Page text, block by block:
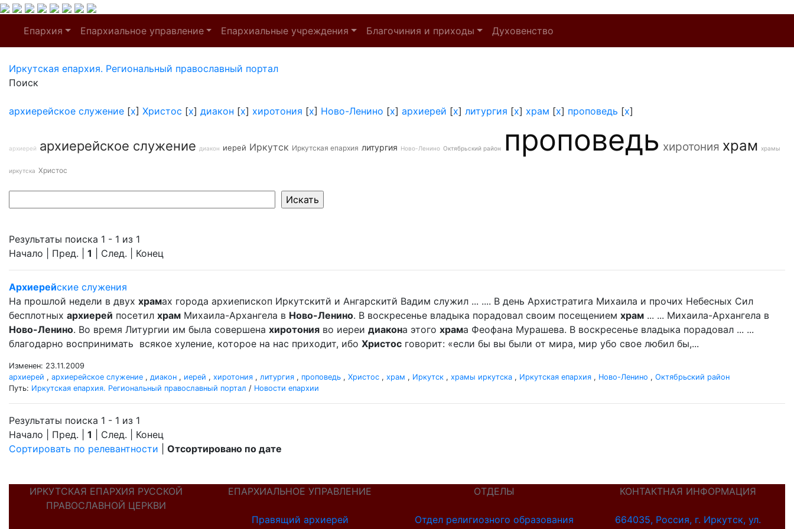
Епархия Епархиальное управление Епархиальные учреждения Благочиния и приходы Духовенство
Иркутская епархия. Региональный православный портал
Поиск
архиерейское служение [x] Христос [x] диакон [x] хиротония [x] Ново-Ленино [x] архиерей [x] литургия [x] храм [x] проповедь [x]
архиерей архиерейское служение диакон иерей Иркутск Иркутская епархия литургия Ново-Ленино Октябрьский район проповедь хиротония храм храмы
иркутска Христос
Результаты поиска 1 - 1 из 1
Начало | Пред. | 1 | След. | Конец
Архиерейские служения
На прошлой недели в двух храмах города архиепископ Иркутскитй и Ангарскитй Вадим служил ... .... В день Архистратига Михаила и прочих Небесных Сил
бесплотных архиерей посетил храм Михаила-Архангела в Ново-Ленино. В воскресенье владыка порадовал своим посещением храм ... ... Михаила-Архангела в
Ново-Ленино. Во время Литургии им была совершена хиротония во иереи диакона этого храма Феофана Мурашева. В воскресенье владыка порадовал ... ...
благодарно воспринимать всякое хуление, которое на нас приходит, ибо Христос говорит: «если бы вы были от мира, мир убо свое любил бы,...
Изменен: 23.11.2009
архиерей , архиерейское служение , диакон , иерей , хиротония , литургия , проповедь , Христос , храм , Иркутск , храмы иркутска , Иркутская епархия , Ново-Ленино , Октябрьский район
Путь: Иркутская епархия. Региональный православный портал / Новости епархии
Результаты поиска 1 - 1 из 1
Начало | Пред. | 1 | След. | Конец
Сортировать по релевантности
Отсортировано по дате
ИРКУТСКАЯ ЕПАРХИЯ РУССКОЙ
ПРАВОСЛАВНОЙ ЦЕРКВИ
ЕПАРХИАЛЬНОЕ УПРАВЛЕНИЕ
Правящий архиерей
ОТДЕЛЫ
Отдел религиозного образования
КОНТАКТНАЯ ИНФОРМАЦИЯ
664035, Россия, г. Иркутск, ул.